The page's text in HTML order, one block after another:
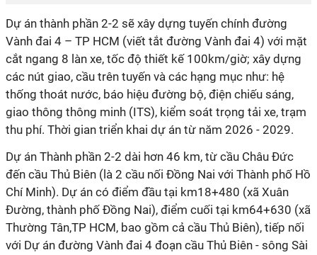
Dự án thành phần 2-2 sẽ xây dựng tuyến chính đường
Vành đai 4 – TP HCM (viết tắt đường Vành đai 4) với mặt
cắt ngang 8 làn xe, tốc độ thiết kế 100km/giờ; xây dựng
các nút giao, cầu trên tuyến và các hạng mục như: hệ
thống thoát nước, báo hiệu đường bộ, điện chiếu sáng,
giao thông thông minh (ITS), kiểm soát trọng tải xe, trạm
thu phí. Thời gian triển khai dự án từ năm 2026 - 2029.
Dự án Thành phần 2-2 dài hơn 46 km, từ cầu Châu Đức
đến cầu Thủ Biên (là 2 cầu nối Đồng Nai với Thành phố Hồ
Chí Minh). Dự án có điểm đầu tại km18+480 (xã Xuân
Đường, thành phố Đồng Nai), điểm cuối tại km64+630 (xã
Thường Tân,TP HCM, bao gồm cả cầu Thủ Biên), tiếp nối
với Dự án đường Vành đai 4 đoạn cầu Thủ Biên - sông Sài